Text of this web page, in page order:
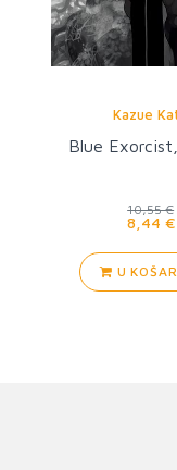
Kazue
Blue
10,55 €
8,44 €
U